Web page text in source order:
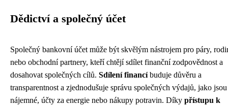
Dědictví a společný účet
Společný bankovní účet může být skvělým nástrojem pro páry,
nebo obchodní partnery, kteří chtějí sdílet finanční zodpovědnost a
dosahovat společných cílů. Sdílení financíbuduje důvěru a
transparentnost a zjednodušuje správu společných výdajů, jako jsou
nájemné, účty za energie nebo nákupy potravin. Díky přístupu k